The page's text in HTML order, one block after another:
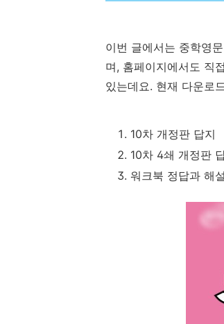
이번 글에서는 중학영
며, 홈페이지에서도 직
있는데요. 현재 다운로
10차 개정판 답지
10차 4쇄 개정판
워크북 정답과 해설